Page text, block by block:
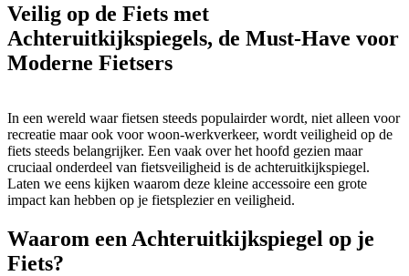
Veilig op de Fiets met
Achteruitkijkspiegels, de Must-Have voor
Moderne Fietsers
In een wereld waar fietsen steeds populairder wordt, niet alleen voor
recreatie maar ook voor woon-werkverkeer, wordt veiligheid op de
fiets steeds belangrijker. Een vaak over het hoofd gezien maar
cruciaal onderdeel van fietsveiligheid is de achteruitkijkspiegel.
Laten we eens kijken waarom deze kleine accessoire een grote
impact kan hebben op je fietsplezier en veiligheid.
Waarom een Achteruitkijkspiegel op je
Fiets?